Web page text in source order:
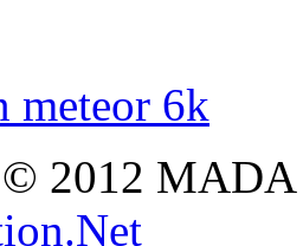
meteor 6k
2012